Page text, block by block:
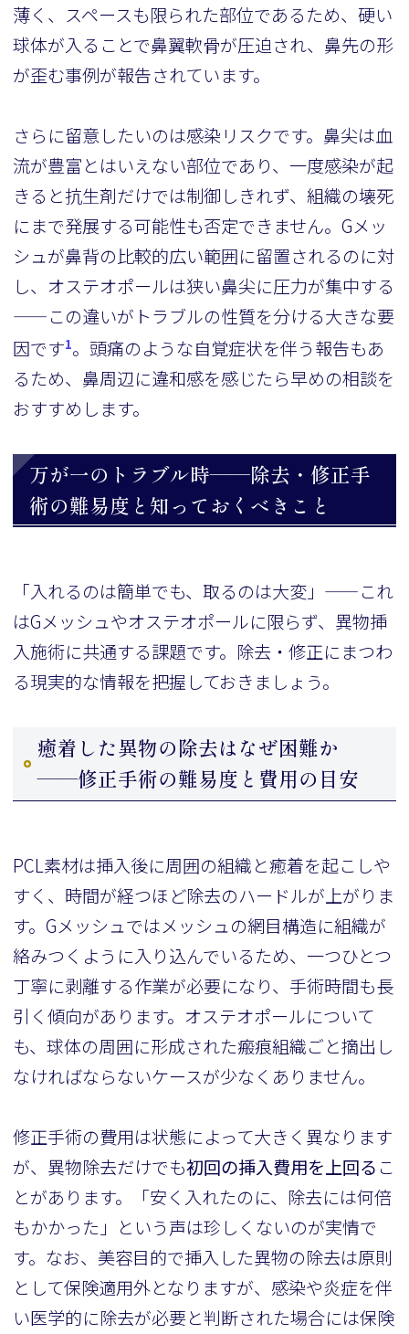
薄く、スペースも限られた部位であるため、硬い
球体が入ることで鼻翼軟骨が圧迫され、鼻先の形
が歪む事例が報告されています。
さらに留意したいのは感染リスクです。鼻尖は血
流が豊富とはいえない部位であり、一度感染が起
きると抗生剤だけでは制御しきれず、組織の壊死
にまで発展する可能性も否定できません。Gメッ
シュが鼻背の比較的広い範囲に留置されるのに対
し、オステオポールは狭い鼻尖に圧力が集中する
——この違いがトラブルの性質を分ける大きな要
因です1。頭痛のような自覚症状を伴う報告もあ
るため、鼻周辺に違和感を感じたら早めの相談を
おすすめします。
万が一のトラブル時——除去・修正手
術の難易度と知っておくべきこと
「入れるのは簡単でも、取るのは大変」——これ
はGメッシュやオステオポールに限らず、異物挿
入施術に共通する課題です。除去・修正にまつわ
る現実的な情報を把握しておきましょう。
癒着した異物の除去はなぜ困難か
——修正手術の難易度と費用の目安
PCL素材は挿入後に周囲の組織と癒着を起こしや
すく、時間が経つほど除去のハードルが上がりま
す。Gメッシュではメッシュの網目構造に組織が
絡みつくように入り込んでいるため、一つひとつ
丁寧に剥離する作業が必要になり、手術時間も長
引く傾向があります。オステオポールについて
も、球体の周囲に形成された瘢痕組織ごと摘出し
なければならないケースが少なくありません。
修正手術の費用は状態によって大きく異なります
が、異物除去だけでも初回の挿入費用を上回る こ
とがあります。「安く入れたのに、除去には何倍
もかかった」という声は珍しくないのが実情で
す。なお、美容目的で挿入した異物の除去は原則
として保険適用外となりますが、感染や炎症を伴
い医学的に除去が必要と判断された場合には保険